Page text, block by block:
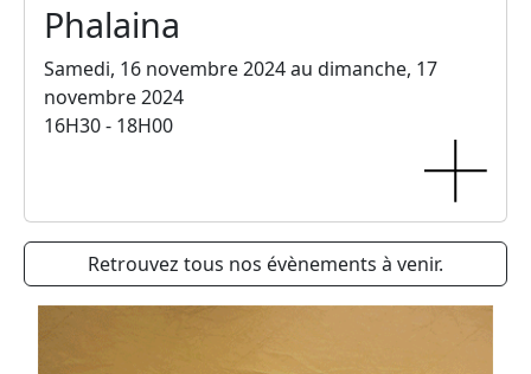
Phalaina
Samedi, 16 novembre 2024 au dimanche, 17
novembre 2024
16H30 - 18H00
Retrouvez tous nos évènements à venir.